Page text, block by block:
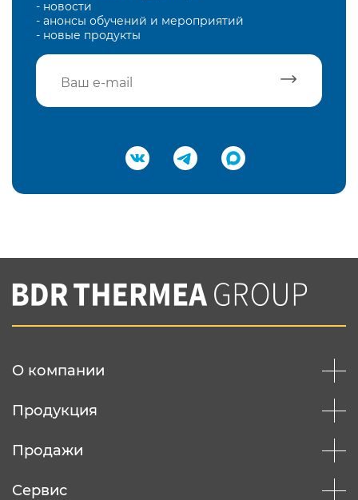
- новости
- анонсы обучений и мероприятий
- новые продукты
Подтвердить e-mail
Вы соглашаетесь с нашей политикой
конфеденциальности
О компании
Продукция
Продажи
Сервис